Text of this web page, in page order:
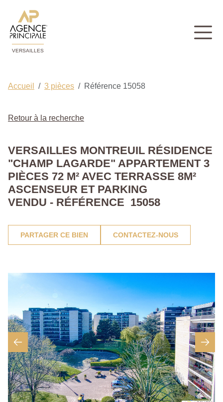
VERSAILLES
Accueil 3 pièces Référence 15058
Retour à la recherche
VERSAILLES MONTREUIL RÉSIDENCE
"CHAMP LAGARDE" APPARTEMENT 3
PIÈCES 72 M² AVEC TERRASSE 8M²
ASCENSEUR ET PARKING
VENDU - RÉFÉRENCE 15058
PARTAGER CE BIEN CONTACTEZ-NOUS